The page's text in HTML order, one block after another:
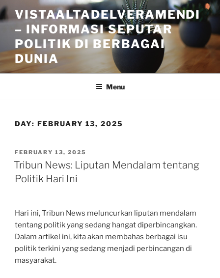
Skip
to
content
VISTAALTADELVERAMENDI
– INFORMASI SEPUTAR
POLITIK DI BERBAGAI
DUNIA
Menu
DAY: FEBRUARY 13, 2025
POSTED
ON
FEBRUARY 13, 2025
Tribun News: Liputan Mendalam tentang
Politik Hari Ini
Hari ini, Tribun News meluncurkan liputan mendalam
tentang politik yang sedang hangat diperbincangkan.
Dalam artikel ini, kita akan membahas berbagai isu
politik terkini yang sedang menjadi perbincangan di
masyarakat.